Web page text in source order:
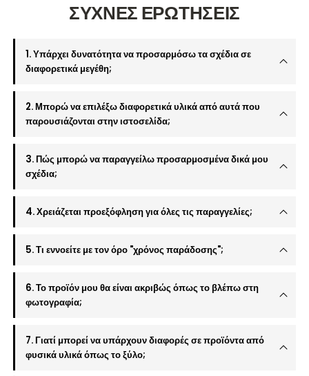
ΣΥΧΝΕΣ ΕΡΩΤΗΣΕΙΣ
1. Υπάρχει δυνατότητα να προσαρμόσω τα σχέδια σε
διαφορετικά μεγέθη;
2. Μπορώ να επιλέξω διαφορετικά υλικά από αυτά που
παρουσιάζονται στην ιστοσελίδα;
3. Πώς μπορώ να παραγγείλω προσαρμοσμένα δικά μου
σχέδια;
4. Χρειάζεται προεξόφληση για όλες τις παραγγελίες;
5. Τι εννοείτε με τον όρο "χρόνος παράδοσης";
6. Το προϊόν μου θα είναι ακριβώς όπως το βλέπω στη
φωτογραφία;
7. Γιατί μπορεί να υπάρχουν διαφορές σε προϊόντα από
φυσικά υλικά όπως το ξύλο;